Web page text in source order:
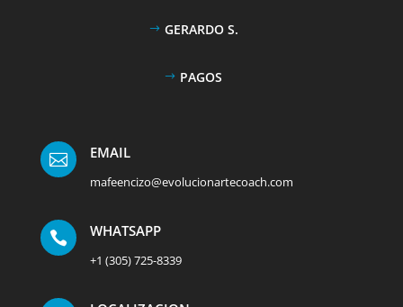
GERARDO S.
PAGOS
 EMAIL
mafeencizo@evolucionartecoach.com
 WHATSAPP
+1 (305) 725-8339